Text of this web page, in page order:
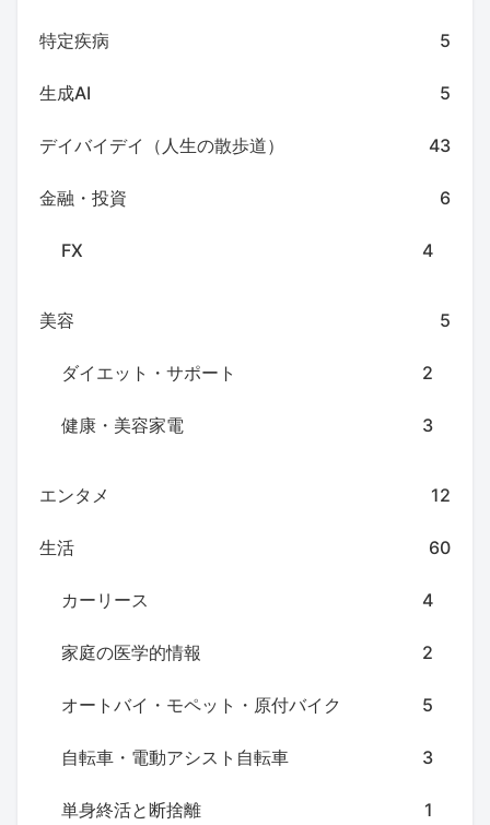
特定疾病 5
生成AI 5
デイバイデイ（人生の散歩道） 43
金融・投資 6
FX 4
美容 5
ダイエット・サポート 2
健康・美容家電 3
エンタメ 12
生活 60
カーリース 4
家庭の医学的情報 2
オートバイ・モペット・原付バイク 5
自転車・電動アシスト自転車 3
単身終活と断捨離 1